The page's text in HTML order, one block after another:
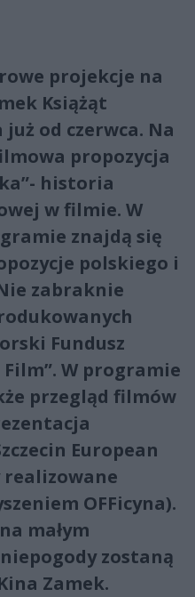
projekcje na
Książąt
od czerwca. Na
propozycja
historia
w filmie. W
znajdą się
polskiego i
zabraknie
Fundusz
W programie
przegląd filmów
European
realizowane
OFFicyna).
małym
zostaną
Zamek.